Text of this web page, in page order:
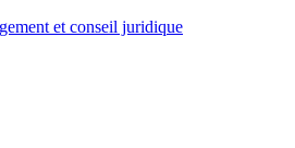
et conseil juridique